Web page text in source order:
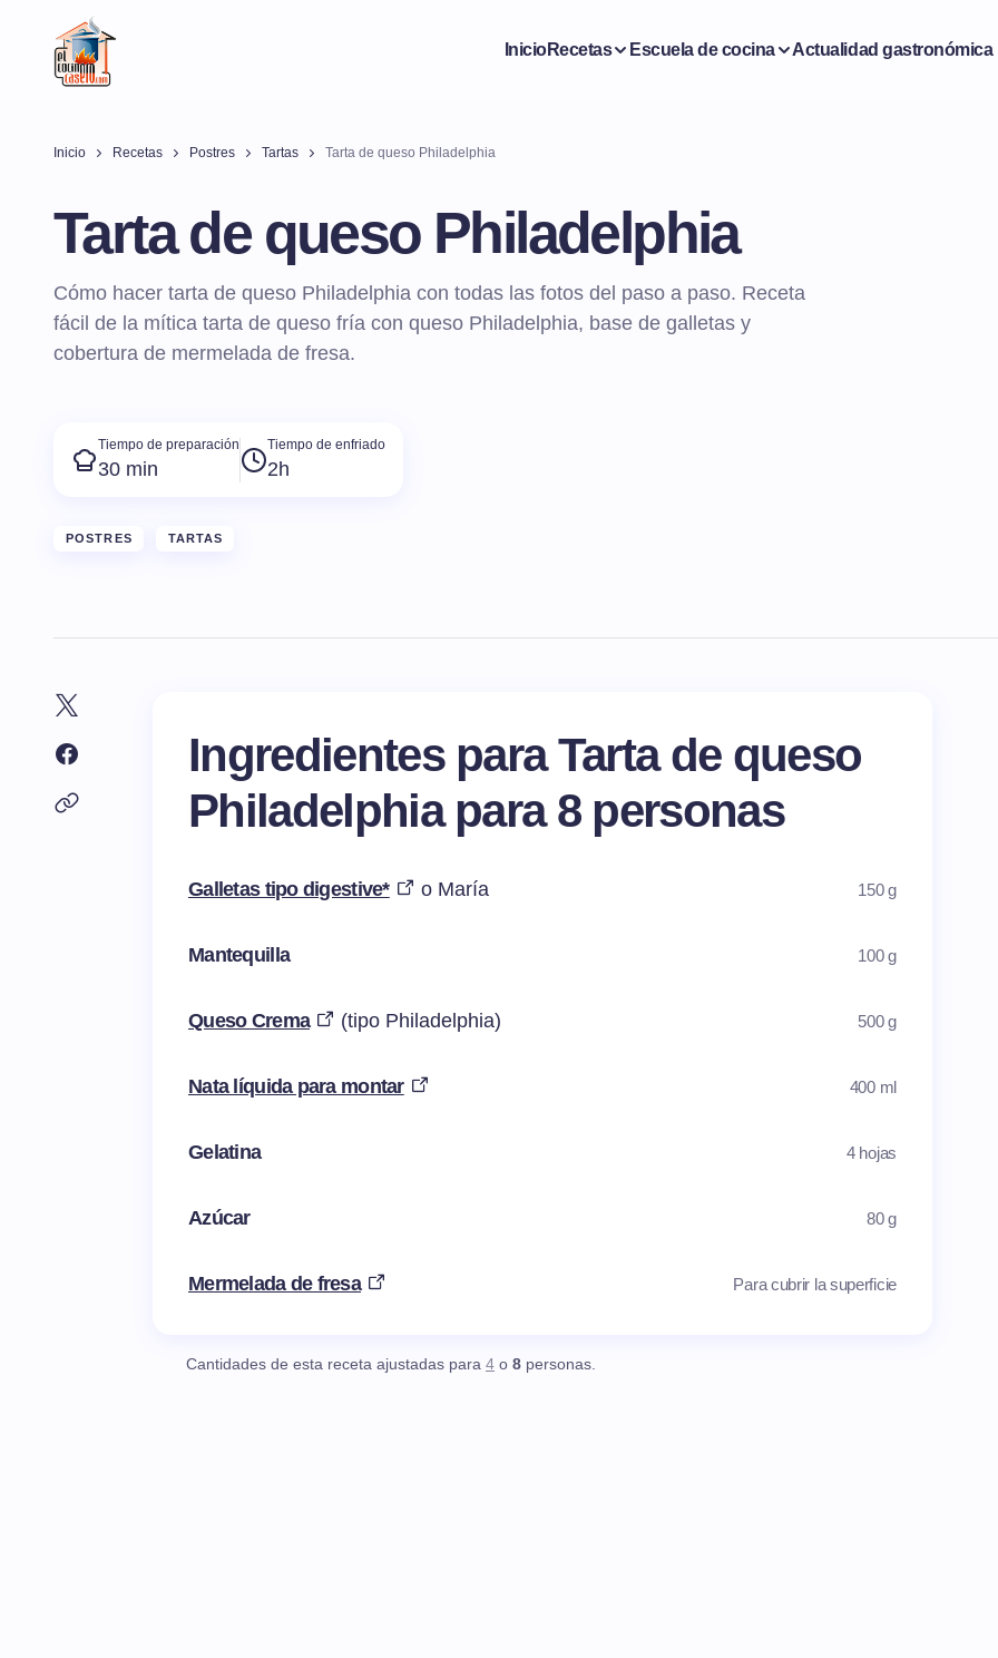
InicioRecetas Escuela de cocina Actualidad gastronómica
Inicio Recetas Postres Tartas Tarta de queso Philadelphia
Tarta de queso Philadelphia
Cómo hacer tarta de queso Philadelphia con todas las fotos del paso a paso. Receta
fácil de la mítica tarta de queso fría con queso Philadelphia, base de galletas y
cobertura de mermelada de fresa.
Tiempo de preparación
30 min
Tiempo de enfriado
2h
POSTRES TARTAS
Ingredientes para Tarta de queso
Philadelphia para 8 personas
Galletas tipo digestive* o María 150 g
Mantequilla 100 g
Queso Crema (tipo Philadelphia) 500 g
Nata líquida para montar 400 ml
Gelatina 4 hojas
Azúcar 80 g
Mermelada de fresa Para cubrir la superficie
Cantidades de esta receta ajustadas para 4 o 8 personas.